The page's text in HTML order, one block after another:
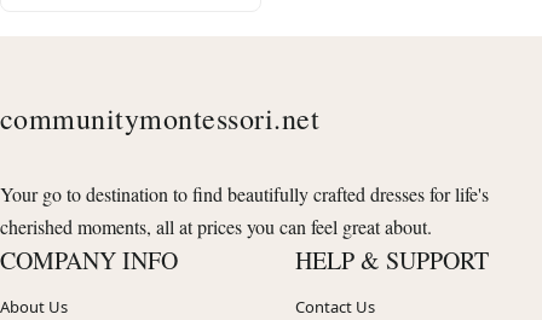
communitymontessori.net
Your go to destination to find beautifully crafted dresses for life's
cherished moments, all at prices you can feel great about.
COMPANY INFO
About Us
HELP & SUPPORT
Contact Us